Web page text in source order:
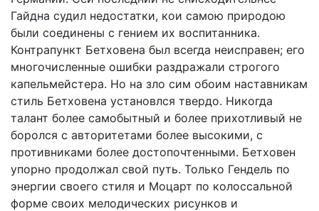
Гайдна судил недостатки, кои самою природою
были соединены с гением их воспитанника.
Контрапункт Бетховена был всегда неисправен; его
многочисленные ошибки раздражали строгого
капельмейстера. Но на зло сим обоим наставникам
стиль Бетховена установлся твердо. Никогда
талант более самобытный и более прихотливый не
боролся с авторитетами более высокими, с
противниками более достопочтенными. Бетховен
упорно продолжал свой путь. Только Гендель по
энергии своего стиля и Моцарт по колоссальной
форме своих мелодических рисунков и